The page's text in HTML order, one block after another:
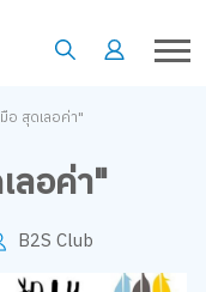
อ สุดเลอค่า"
ลอค่า"
B2S Club